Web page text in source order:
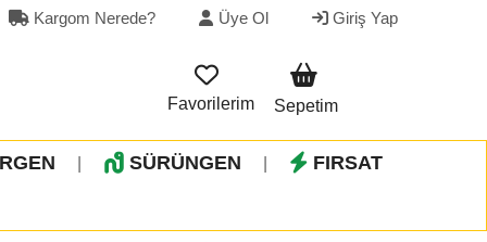
Kargom Nerede? Üye Ol Giriş Yap
Favorilerim Sepetim
SÜRÜNGEN FIRSAT